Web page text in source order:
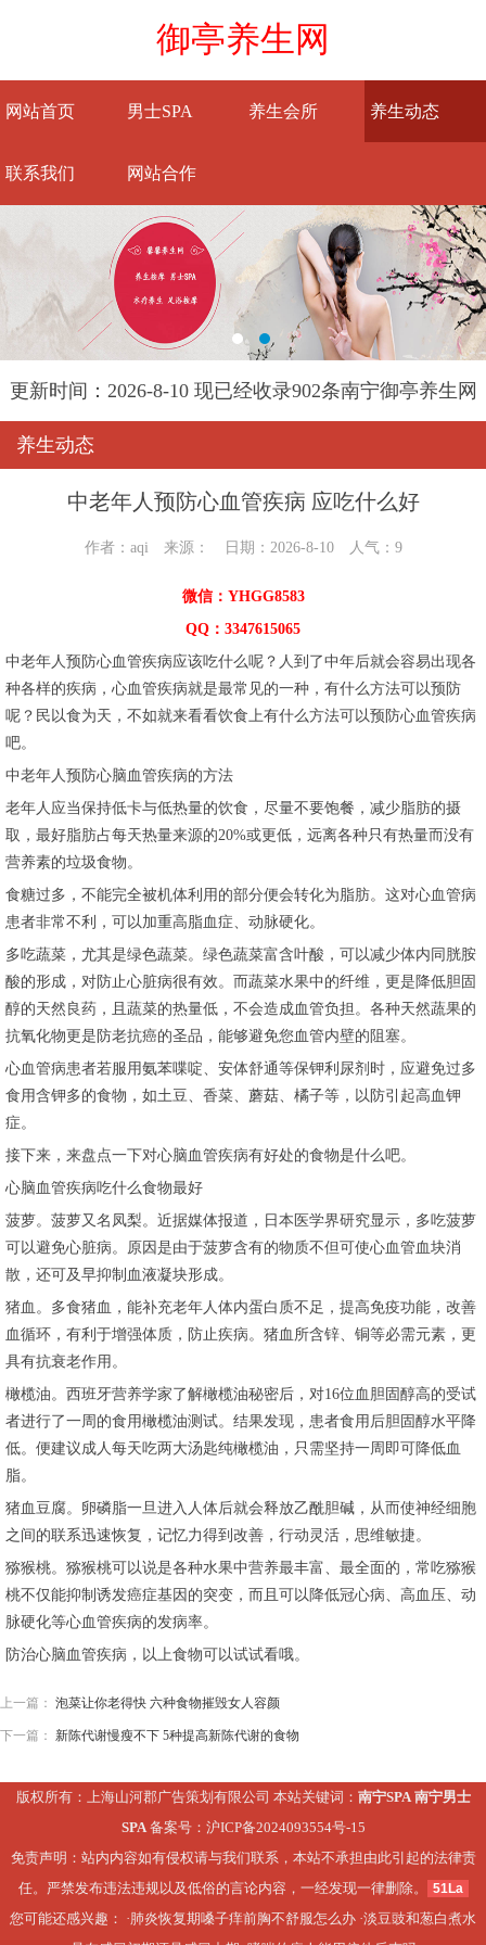
御亭养生网
网站首页 男士SPA 养生会所 养生动态
联系我们 网站合作
更新时间：2026-8-10 现已经收录902条南宁御亭养生网
养生动态
中老年人预防心血管疾病 应吃什么好
作者：aqi 来源： 日期：2026-8-10 人气： 9
微信：YHGG8583
QQ：3347615065
中老年人预防心血管疾病应该吃什么呢？人到了中年后就会容易出现各
种各样的疾病，心血管疾病就是最常见的一种，有什么方法可以预防
呢？民以食为天，不如就来看看饮食上有什么方法可以预防心血管疾病
吧。
中老年人预防心脑血管疾病的方法
老年人应当保持低卡与低热量的饮食，尽量不要饱餐，减少脂肪的摄
取，最好脂肪占每天热量来源的20%或更低，远离各种只有热量而没有
营养素的垃圾食物。
食糖过多，不能完全被机体利用的部分便会转化为脂肪。这对心血管病
患者非常不利，可以加重高脂血症、动脉硬化。
多吃蔬菜，尤其是绿色蔬菜。绿色蔬菜富含叶酸，可以减少体内同胱胺
酸的形成，对防止心脏病很有效。而蔬菜水果中的纤维，更是降低胆固
醇的天然良药，且蔬菜的热量低，不会造成血管负担。各种天然蔬果的
抗氧化物更是防老抗癌的圣品，能够避免您血管内壁的阻塞。
心血管病患者若服用氨苯喋啶、安体舒通等保钾利尿剂时，应避免过多
食用含钾多的食物，如土豆、香菜、蘑菇、橘子等，以防引起高血钾
症。
接下来，来盘点一下对心脑血管疾病有好处的食物是什么吧。
心脑血管疾病吃什么食物最好
菠萝。菠萝又名凤梨。近据媒体报道，日本医学界研究显示，多吃菠萝
可以避免心脏病。原因是由于菠萝含有的物质不但可使心血管血块消
散，还可及早抑制血液凝块形成。
猪血。多食猪血，能补充老年人体内蛋白质不足，提高免疫功能，改善
血循环，有利于增强体质，防止疾病。猪血所含锌、铜等必需元素，更
具有抗衰老作用。
橄榄油。西班牙营养学家了解橄榄油秘密后，对16位血胆固醇高的受试
者进行了一周的食用橄榄油测试。结果发现，患者食用后胆固醇水平降
低。便建议成人每天吃两大汤匙纯橄榄油，只需坚持一周即可降低血
脂。
猪血豆腐。卵磷脂一旦进入人体后就会释放乙酰胆碱，从而使神经细胞
之间的联系迅速恢复，记忆力得到改善，行动灵活，思维敏捷。
猕猴桃。猕猴桃可以说是各种水果中营养最丰富、最全面的，常吃猕猴
桃不仅能抑制诱发癌症基因的突变，而且可以降低冠心病、高血压、动
脉硬化等心血管疾病的发病率。
防治心脑血管疾病，以上食物可以试试看哦。
上一篇： 泡菜让你老得快 六种食物摧毁女人容颜
下一篇： 新陈代谢慢瘦不下 5种提高新陈代谢的食物
版权所有：上海山河郡广告策划有限公司 本站关键词： 南宁SPA 南宁男士
SPA备案号： 沪ICP备2024093554号-15
免责声明：站内内容如有侵权请与我们联系，本站不承担由此引起的法律责
任。严禁发布违法违规以及低俗的言论内容，一经发现一律删除。
51La
您可能还感兴趣： ·肺炎恢复期嗓子痒前胸不舒服怎么办 ·淡豆豉和葱白煮水